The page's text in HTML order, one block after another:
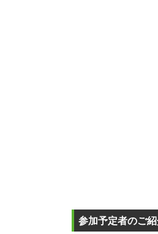
参加予定者のご紹